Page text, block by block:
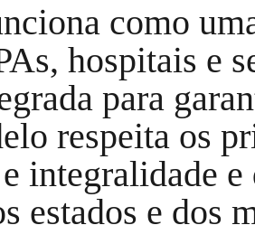
como
hospitais e
para
respeita os
integralidade
estados e dos